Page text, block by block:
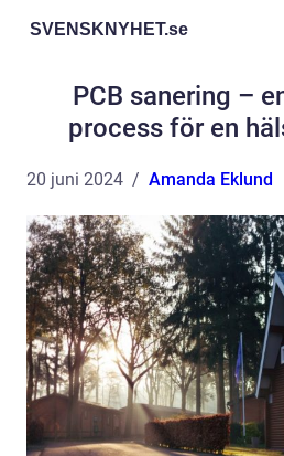
SVENSKNYHET.se
PCB sanering –
process för en
20 juni 2024 Amanda Eklund